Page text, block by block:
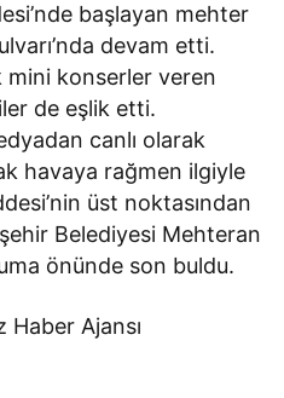
başlayan mehter
devam etti.
mini konserler veren
de eşlik etti.
canlı olarak
havaya rağmen ilgiyle
üst noktasından
Belediyesi Mehteran
önünde son buldu.
Haber Ajansı